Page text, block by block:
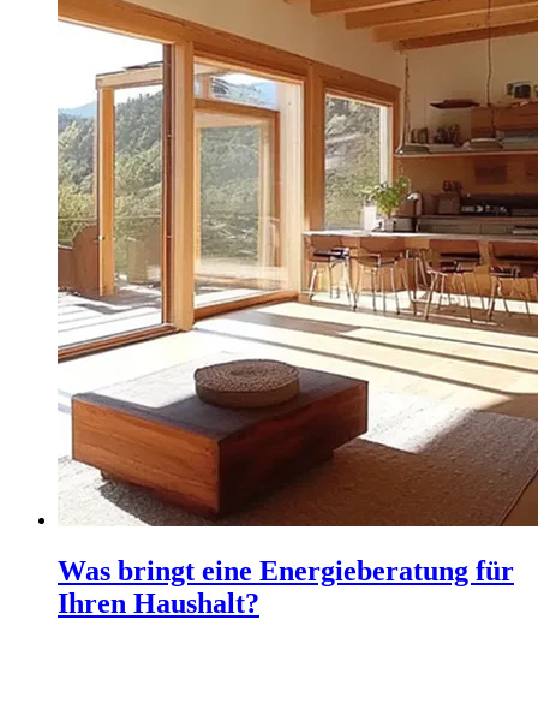
Was bringt eine Energieberatung für
Ihren Haushalt?